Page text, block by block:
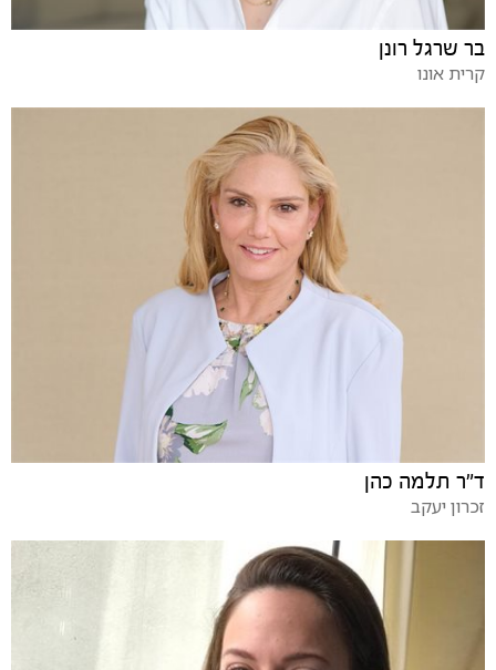
בר שרגל רונן
קרית אונו
ד"ר תלמה כהן
זכרון יעקב